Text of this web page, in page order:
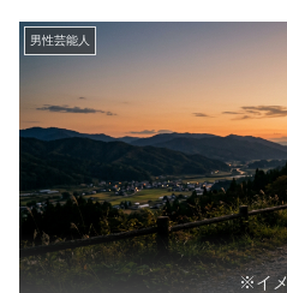
男性芸能人
※イ